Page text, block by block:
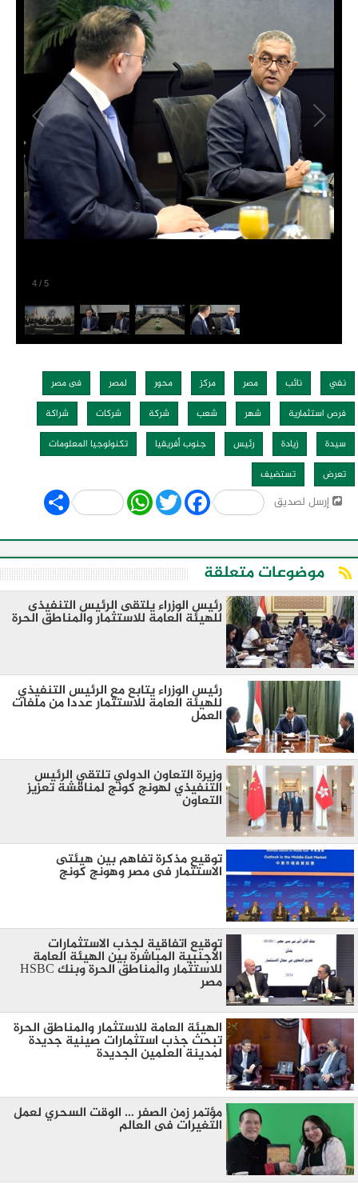
4 / 5
نفي نائب مصر مركز محور لمصر
فى مصر
فرص استثمارية
شهر شعب شركة شركات
شراكة
سيدة
زيادة رئيس جنوب أفريقيا
تكنولوجيا المعلومات
تعرض
تستضيف
إرسل لصديق Share WhatsApp
Twitter Facebook
موضوعات متعلقة
رئيس الوزراء يلتقى الرئيس التنفيذى
للهيئة العامة للاستثمار والمناطق الحرة
رئيس الوزراء يتابع مع الرئيس التنفيذي
للهيئة العامة للاستثمار عددا من ملفات
العمل
وزيرة التعاون الدولي تلتقي الرئيس
التنفيذي لهونج كونج لمناقشة تعزيز
التعاون
توقيع مذكرة تفاهم بين هيئتى
الاستثمار فى مصر وهونج كونج
توقيع اتفاقية لجذب الاستثمارات
الأجنبية المباشرة بين الهيئة العامة
للاستثمار والمناطق الحرة وبنك HSBC
مصر
الهيئة العامة للاستثمار والمناطق الحرة
تبحث جذب استثمارات صينية جديدة
لمدينة العلمين الجديدة
مؤتمر زمن الصفر … الوقت السحري لعمل
التغيرات فى العالم